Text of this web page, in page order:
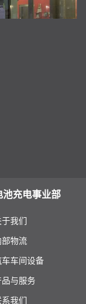
池充电事业部
我们
部物流
车车间设备
品与服务
我们